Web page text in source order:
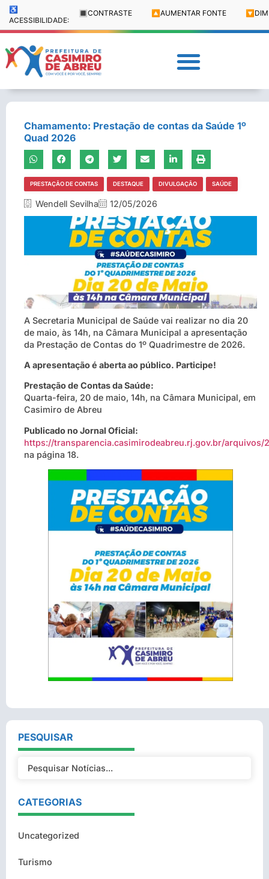
♿
ACESSIBILIDADE:
🔳 CONTRASTE 🔼 AUMENTAR FONTE 🔽
Chamamento: Prestação de contas da Saúde 1º
Quad 2026
PRESTAÇÃO DE CONTAS DESTAQUE DIVULGAÇÃO SAÚDE
Wendell Sevilha 12/05/2026
A Secretaria Municipal de Saúde vai realizar no dia 20
de maio, às 14h, na Câmara Municipal a apresentação
da Prestação de Contas do 1º Quadrimestre de 2026.
A apresentação é aberta ao público. Participe!
Prestação de Contas da Saúde:
Quarta-feira, 20 de maio, 14h, na Câmara Municipal, em
Casimiro de Abreu
Publicado no Jornal Oficial:
https://transparencia.casimirodeabreu.rj.gov.br/arquivos/
na página 18.
PESQUISAR
CATEGORIAS
Uncategorized
Turismo